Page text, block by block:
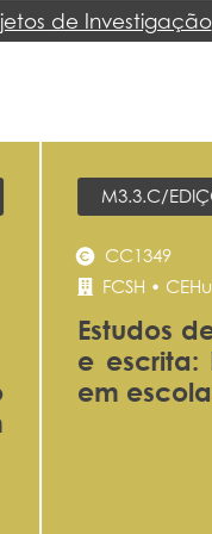
de Investigação
M3.3.C/
CC1349
FCSH • CEHu
Estudos
e escrita:
em